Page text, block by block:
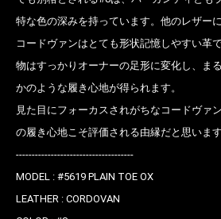
特な色の深みを持っています。他のレザー
コードヴァンはとても形状記憶しやすい革
物はすっかりオーナーの足形に変化し、ま
かのような履き心地が得られます。
見た目にフォーカスされがちなコードヴァ
の履き心地こそ評価される由縁だと思います
-------------------------------------
MODEL : #5619 PLAIN TOE OX
LEATHER : CORDOVAN